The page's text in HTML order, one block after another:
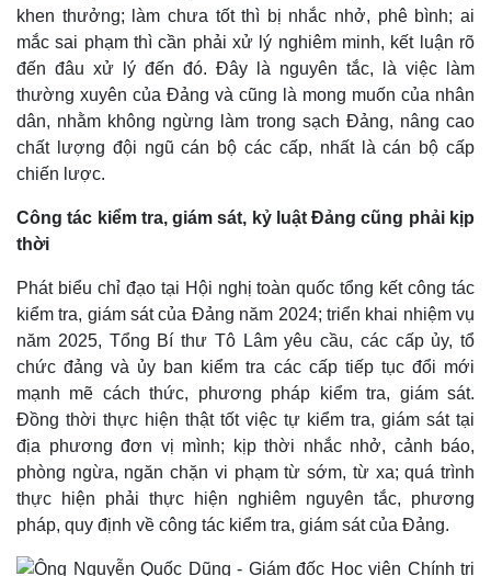
Thể thao
Bóng đá
Lịch thi đấu bóng đá
Thế giới thể thao
eSports
Ô tô - Xe máy
Ô tô
Xe máy
Tư vấn
khen thưởng; làm chưa tốt thì bị nhắc nhở, phê bình; ai
mắc sai phạm thì cần phải xử lý nghiêm minh, kết luận rõ
đến đâu xử lý đến đó. Đây là nguyên tắc, là việc làm
thường xuyên của Đảng và cũng là mong muốn của nhân
dân, nhằm không ngừng làm trong sạch Đảng, nâng cao
chất lượng đội ngũ cán bộ các cấp, nhất là cán bộ cấp
chiến lược.
Công tác kiểm tra, giám sát, kỷ luật Đảng cũng phải kịp
thời
Phát biểu chỉ đạo tại Hội nghị toàn quốc tổng kết công tác
kiểm tra, giám sát của Đảng năm 2024; triển khai nhiệm vụ
năm 2025, Tổng Bí thư Tô Lâm yêu cầu, các cấp ủy, tổ
chức đảng và ủy ban kiểm tra các cấp tiếp tục đổi mới
mạnh mẽ cách thức, phương pháp kiểm tra, giám sát.
Đồng thời thực hiện thật tốt việc tự kiểm tra, giám sát tại
địa phương đơn vị mình; kịp thời nhắc nhở, cảnh báo,
phòng ngừa, ngăn chặn vi phạm từ sớm, từ xa; quá trình
thực hiện phải thực hiện nghiêm nguyên tắc, phương
pháp, quy định về công tác kiểm tra, giám sát của Đảng.